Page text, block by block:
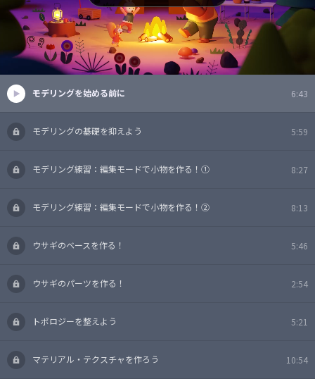
モデリングを始める前に 6:43
モデリングの基礎を抑えよう 5:59
モデリング練習：編集モードで小物を作る！① 8:27
モデリング練習：編集モードで小物を作る！② 8:13
ウサギのベースを作る！ 5:46
ウサギのパーツを作る！ 2:54
トポロジーを整えよう 5:21
マテリアル・テクスチャを作ろう 10:54